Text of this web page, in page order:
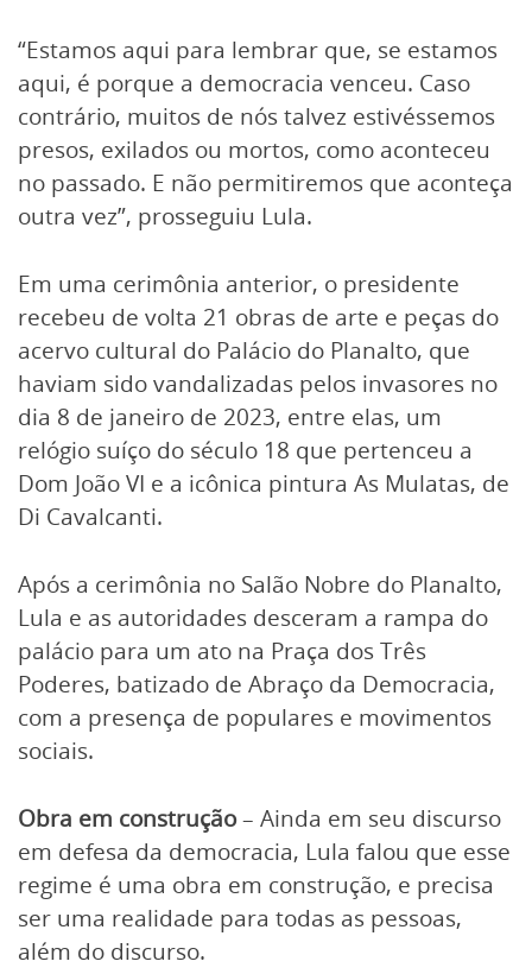
“Estamos aqui para lembrar que, se estamos
aqui, é porque a democracia venceu. Caso
contrário, muitos de nós talvez estivéssemos
presos, exilados ou mortos, como aconteceu
no passado. E não permitiremos que aconteça
outra vez”, prosseguiu Lula.
Em uma cerimônia anterior, o presidente
recebeu de volta 21 obras de arte e peças do
acervo cultural do Palácio do Planalto, que
haviam sido vandalizadas pelos invasores no
dia 8 de janeiro de 2023, entre elas, um
relógio suíço do século 18 que pertenceu a
Dom João VI e a icônica pintura As Mulatas, de
Di Cavalcanti.
Após a cerimônia no Salão Nobre do Planalto,
Lula e as autoridades desceram a rampa do
palácio para um ato na Praça dos Três
Poderes, batizado de Abraço da Democracia,
com a presença de populares e movimentos
sociais.
Obra em construção– Ainda em seu discurso
em defesa da democracia, Lula falou que esse
regime é uma obra em construção, e precisa
ser uma realidade para todas as pessoas,
além do discurso.